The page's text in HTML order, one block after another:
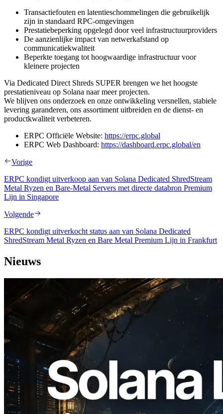
Transactiefouten en latentieschommelingen die gebruikelijk
zijn in standaard RPC-omgevingen
Prestatiebeperking opgelegd door veel infrastructuurproviders
De aanzienlijke impact van netwerkafstand op
communicatiekwaliteit
Beperkte toegang tot hoogwaardige infrastructuur voor
kleinere projecten
Via Dedicated Direct Shreds SUPER brengen we het hoogste
prestatieniveau op Solana naar meer projecten.
We blijven ons onderzoek en onze ontwikkeling versnellen, stabiele
levering garanderen, ons assortiment uitbreiden en de dienst- en
productkwaliteit verbeteren.
ERPC Officiële Website: https://erpc.global
ERPC Web Dashboard: https://dashboard.erpc.global/en
Vorige
ERPC kondigt uitverkoop aan van Solana Dedicated ShredStream
Metal Ryzen en Bare-Metal Servers met directe databron Premium
Lijn in Singapore
Volgende
ERPC kondigt uitverkocht status aan van Solana Dedicated
ShredStream Metal Ryzen en Bare Metal Premium Lijn in Frankfurt
Nieuws
2026.08.05